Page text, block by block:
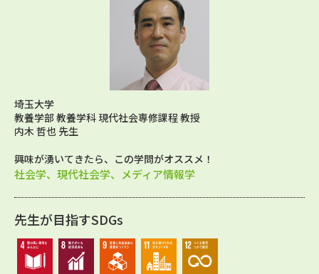
埼玉大学
教養学部 教養学科 現代社会専修課程 教授
内木 哲也 先生
興味が湧いてきたら、この学問がオススメ！
社会学、現代社会学、メディア情報学
先生が目指すSDGs